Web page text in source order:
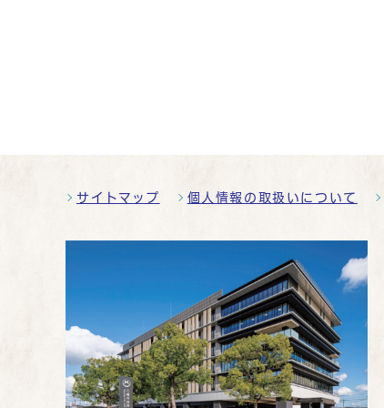
サイトマップ 個人情報の取扱いについて